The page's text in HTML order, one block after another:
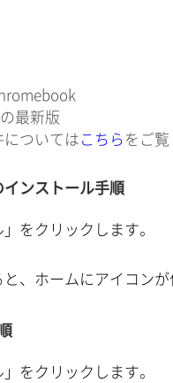
最新版
ついては こちら をご
ンストール手順
をクリックします。
、ホームにアイコン
をクリックします。